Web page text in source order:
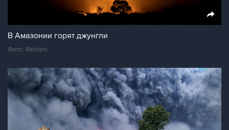
В Амазонии горят джунгли
Фото: Reuters